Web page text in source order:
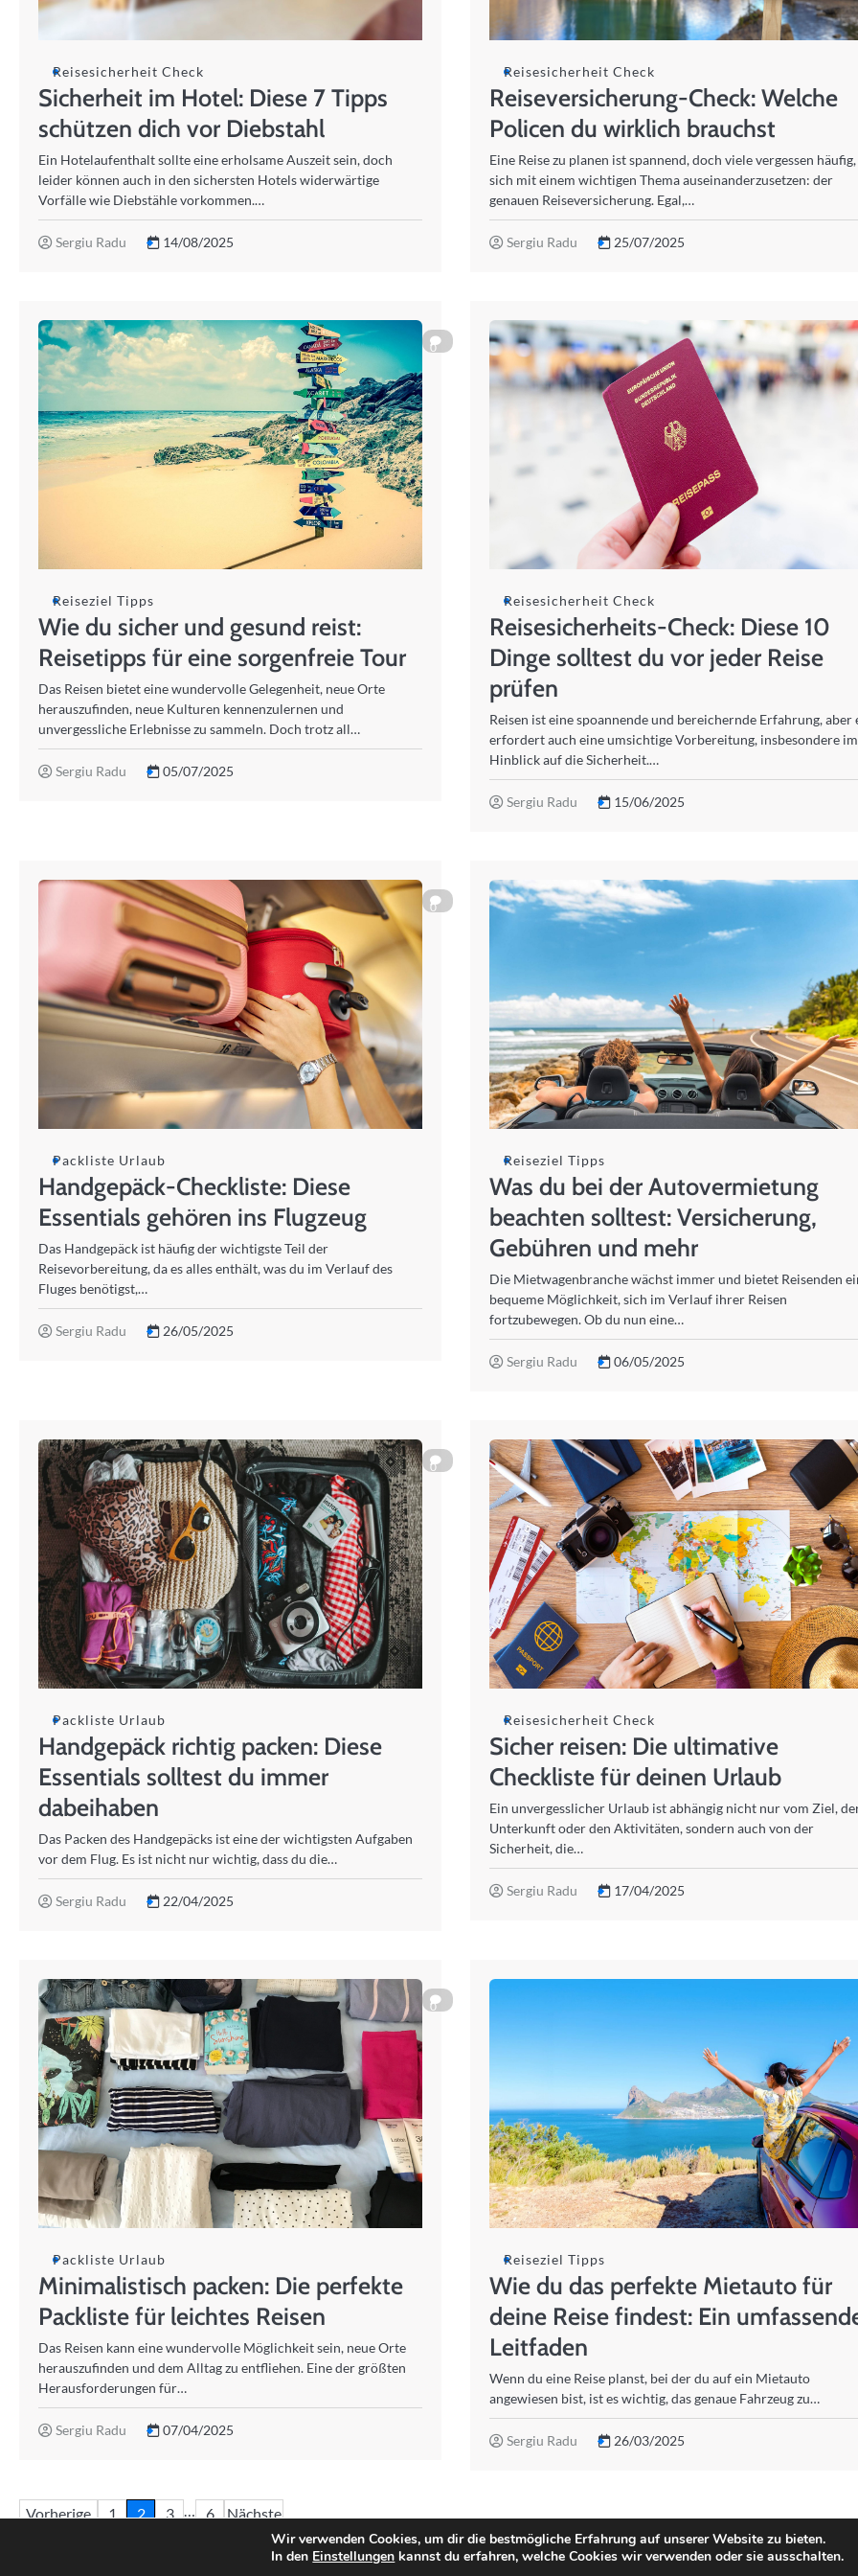
Reisesicherheit Check
Sicherheit im Hotel: Diese 7 Tipps
schützen dich vor Diebstahl
Ein Hotelaufenthalt sollte eine erholsame Auszeit sein, doch
leider können auch in den sichersten Hotels widerwärtige
Vorfälle wie Diebstähle vorkommen.…
Sergiu Radu 14/08/2025
Reisesicherheit Check
Reiseversicherung-Check: Welche
Policen du wirklich brauchst
Eine Reise zu planen ist spannend, doch viele vergessen häufig,
sich mit einem wichtigen Thema auseinanderzusetzen: der
genauen Reiseversicherung. Egal,…
Sergiu Radu 25/07/2025
0
Reiseziel Tipps
Wie du sicher und gesund reist:
Reisetipps für eine sorgenfreie Tour
Das Reisen bietet eine wundervolle Gelegenheit, neue Orte
herauszufinden, neue Kulturen kennenzulernen und
unvergessliche Erlebnisse zu sammeln. Doch trotz all…
Sergiu Radu 05/07/2025
Reisesicherheit Check
Reisesicherheits-Check: Diese 10
Dinge solltest du vor jeder Reise
prüfen
Reisen ist eine spoannende und bereichernde Erfahrung, aber
erfordert auch eine umsichtige Vorbereitung, insbesondere im
Hinblick auf die Sicherheit.…
Sergiu Radu 15/06/2025
0
Packliste Urlaub
Handgepäck-Checkliste: Diese
Essentials gehören ins Flugzeug
Das Handgepäck ist häufig der wichtigste Teil der
Reisevorbereitung, da es alles enthält, was du im Verlauf des
Fluges benötigst,…
Sergiu Radu 26/05/2025
Reiseziel Tipps
Was du bei der Autovermietung
beachten solltest: Versicherung,
Gebühren und mehr
Die Mietwagenbranche wächst immer und bietet Reisenden
bequeme Möglichkeit, sich im Verlauf ihrer Reisen
fortzubewegen. Ob du nun eine…
Sergiu Radu 06/05/2025
0
Packliste Urlaub
Handgepäck richtig packen: Diese
Essentials solltest du immer
dabeihaben
Das Packen des Handgepäcks ist eine der wichtigsten Aufgaben
vor dem Flug. Es ist nicht nur wichtig, dass du die…
Sergiu Radu 22/04/2025
Reisesicherheit Check
Sicher reisen: Die ultimative
Checkliste für deinen Urlaub
Ein unvergesslicher Urlaub ist abhängig nicht nur vom Ziel,
Unterkunft oder den Aktivitäten, sondern auch von der
Sicherheit, die…
Sergiu Radu 17/04/2025
0
Packliste Urlaub
Minimalistisch packen: Die perfekte
Packliste für leichtes Reisen
Das Reisen kann eine wundervolle Möglichkeit sein, neue Orte
herauszufinden und dem Alltag zu entfliehen. Eine der größten
Herausforderungen für…
Sergiu Radu 07/04/2025
Reiseziel Tipps
Wie du das perfekte Mietauto für
deine Reise findest: Ein
Leitfaden
Wenn du eine Reise planst, bei der du auf ein Mietauto
angewiesen bist, ist es wichtig, das genaue Fahrzeug zu…
Sergiu Radu 26/03/2025
Seitennummerierung
Vorherige 1 2 3 … 6 Nächste
© Copyright 2025 .
Wir verwenden Cookies, um dir die bestmögliche Erfahrung auf unserer Website zu bieten.
In den Einstellungen kannst du erfahren, welche Cookies wir verwenden oder sie ausschalten.